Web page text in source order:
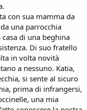
con sua mamma da
una parrocchia
di una beghina
Di suo fratello
in volta novità
a nessuno. Katia,
si sente al sicuro
prima di infrangersi,
una mia